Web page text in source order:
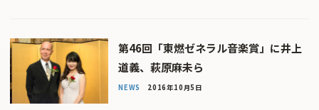
第46回「東燃ゼネラル音楽賞」に井上
道義、萩原麻未ら
NEWS 2016年10月5日